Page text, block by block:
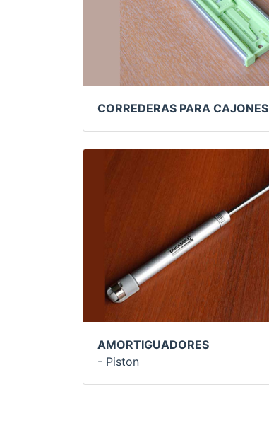
CORREDERAS PARA CAJONES
AMORTIGUADORES
- Piston